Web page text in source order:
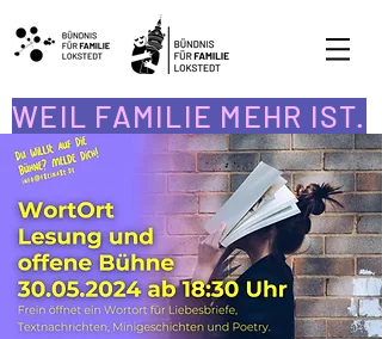
WEIL FAMILIE MEHR IST.